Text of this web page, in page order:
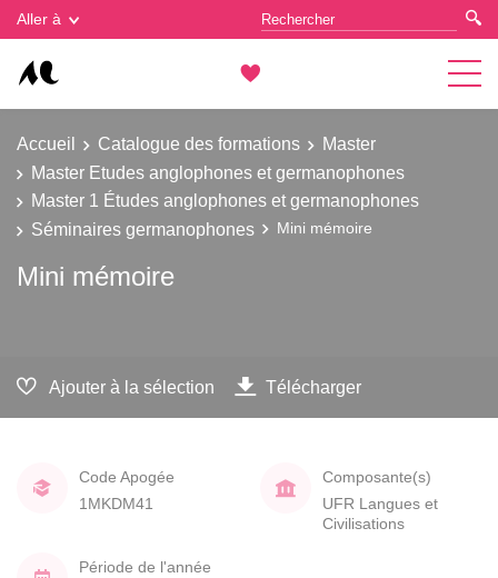
Aller à
Accueil Catalogue des formations
Master
Master Etudes anglophones et germanophones
Master 1 Études anglophones et germanophones
Séminaires germanophones
Mini mémoire
Mini mémoire
Ajouter à la sélection Télécharger
Code Apogée
1MKDM41
Composante(s)
UFR Langues et
Civilisations
Période de l'année
Gestion des cookies